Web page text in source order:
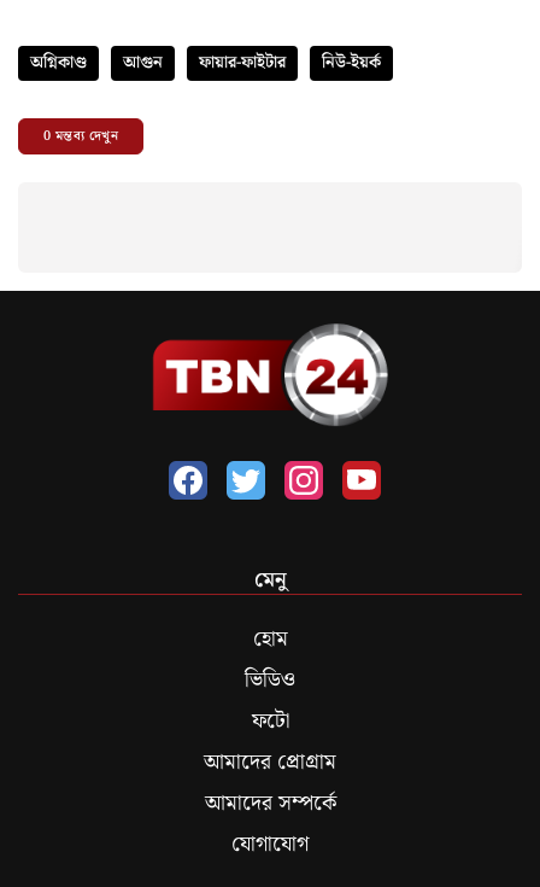
অগ্নিকাণ্ড আগুন ফায়ার-ফাইটার নিউ-ইয়র্ক
0মন্তব্য দেখুন
মেনু
হোম
ভিডিও
ফটো
আমাদের প্রোগ্রাম
আমাদের সম্পর্কে
যোগাযোগ